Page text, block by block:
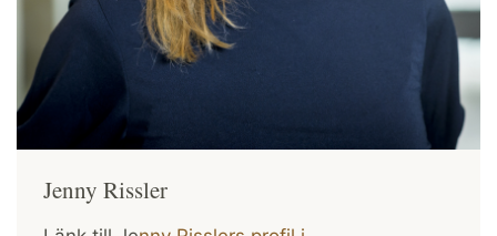
Jenny Rissler